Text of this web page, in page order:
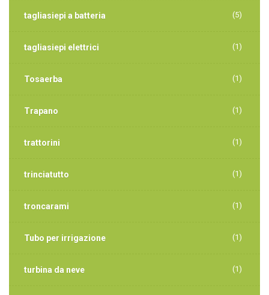
tagliasiepi a batteria (5)
tagliasiepi elettrici (1)
Tosaerba (1)
Trapano (1)
trattorini (1)
trinciatutto (1)
troncarami (1)
Tubo per irrigazione (1)
turbina da neve (1)